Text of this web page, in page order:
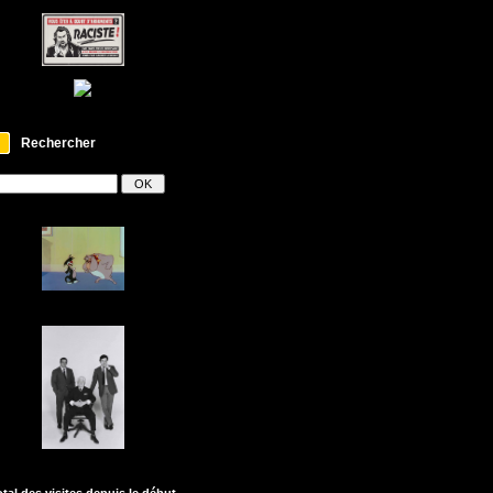
Rechercher